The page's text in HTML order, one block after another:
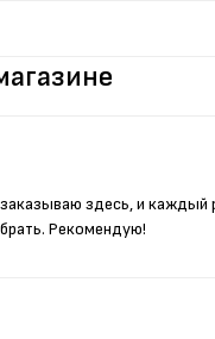
здесь, и каждый
Рекомендую!